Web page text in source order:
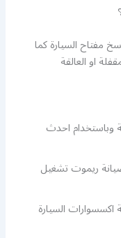
مفتاح السيارة كما
او العالقة
وباستخدام احدث
ريموت تشغيل
السيارة